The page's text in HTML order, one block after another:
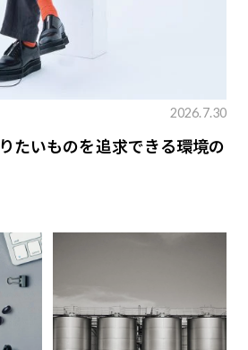
2026.7.30
たいものを追求できる環境の